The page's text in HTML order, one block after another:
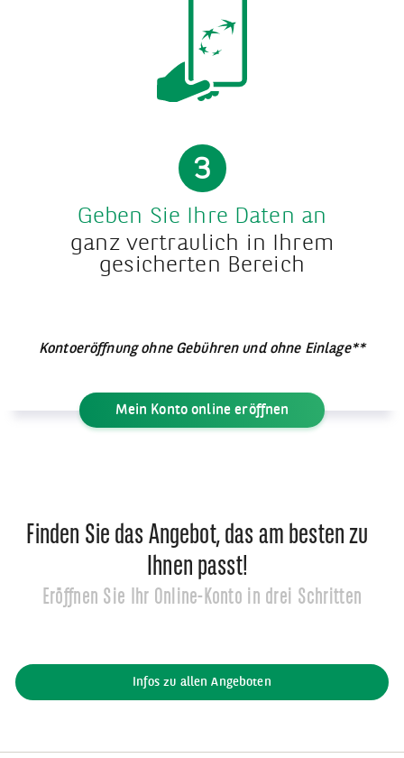
3
Geben Sie Ihre Daten an
ganz vertraulich in Ihrem
gesicherten Bereich
Kontoeröffnung ohne Gebühren und ohne Einlage**
Mein Konto online eröffnen
Finden Sie das Angebot, das am besten zu
Ihnen passt!
Eröffnen Sie Ihr Online-Konto in drei Schritten
Infos zu allen Angeboten